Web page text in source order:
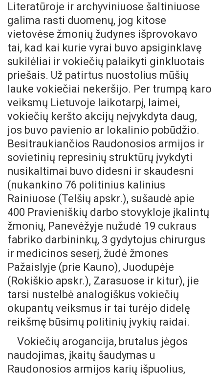
Literatūroje ir archyviniuose šaltiniuose
galima rasti duomenų, jog kitose
vietovėse žmonių žudynes išprovokavo
tai, kad kai kurie vyrai buvo apsiginklavę
sukilėliai ir vokiečių palaikyti ginkluotais
priešais. Už patirtus nuostolius mūšių
lauke vokiečiai nekeršijo. Per trumpą karo
veiksmų Lietuvoje laikotarpį, laimei,
vokiečių keršto akcijų neįvykdyta daug,
jos buvo pavienio ar lokalinio pobūdžio.
Besitraukiančios Raudonosios armijos ir
sovietinių represinių struktūrų įvykdyti
nusikaltimai buvo didesni ir skaudesni
(nukankino 76 politinius kalinius
Rainiuose (Telšių apskr.), sušaudė apie
400 Pravieniškių darbo stovykloje įkalintų
žmonių, Panevėžyje nužudė 19 cukraus
fabriko darbininkų, 3 gydytojus chirurgus
ir medicinos seserį, žudė žmones
Pažaislyje (prie Kauno), Juodupėje
(Rokiškio apskr.), Zarasuose ir kitur), jie
tarsi nustelbė analogiškus vokiečių
okupantų veiksmus ir tai turėjo didelę
reikšmę būsimų politinių įvykių raidai.
Vokiečių arogancija, brutalus jėgos
naudojimas, įkaitų šaudymas u
Raudonosios armijos karių išpuolius,